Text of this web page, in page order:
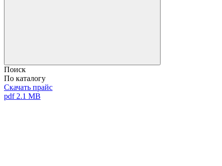
Поиск
По каталогу
Скачать прайс
pdf 2.1 MB